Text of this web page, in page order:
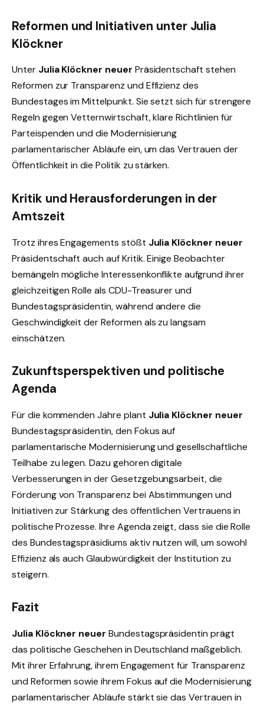
Reformen und Initiativen unter Julia
Klöckner
Unter Julia Klöckner neuer Präsidentschaft stehen
Reformen zur Transparenz und Effizienz des
Bundestages im Mittelpunkt. Sie setzt sich für strengere
Regeln gegen Vetternwirtschaft, klare Richtlinien für
Parteispenden und die Modernisierung
parlamentarischer Abläufe ein, um das Vertrauen der
Öffentlichkeit in die Politik zu stärken.
Kritik und Herausforderungen in der
Amtszeit
Trotz ihres Engagements stößt Julia Klöckner neuer
Präsidentschaft auch auf Kritik. Einige Beobachter
bemängeln mögliche Interessenkonflikte aufgrund ihrer
gleichzeitigen Rolle als CDU-Treasurer und
Bundestagspräsidentin, während andere die
Geschwindigkeit der Reformen als zu langsam
einschätzen.
Zukunftsperspektiven und politische
Agenda
Für die kommenden Jahre plant Julia Klöckner neuer
Bundestagspräsidentin, den Fokus auf
parlamentarische Modernisierung und gesellschaftliche
Teilhabe zu legen. Dazu gehören digitale
Verbesserungen in der Gesetzgebungsarbeit, die
Förderung von Transparenz bei Abstimmungen und
Initiativen zur Stärkung des öffentlichen Vertrauens in
politische Prozesse. Ihre Agenda zeigt, dass sie die Rolle
des Bundestagspräsidiums aktiv nutzen will, um sowohl
Effizienz als auch Glaubwürdigkeit der Institution zu
steigern.
Fazit
Julia Klöckner neuer Bundestagspräsidentin prägt
das politische Geschehen in Deutschland maßgeblich.
Mit ihrer Erfahrung, ihrem Engagement für Transparenz
und Reformen sowie ihrem Fokus auf die Modernisierung
parlamentarischer Abläufe stärkt sie das Vertrauen in